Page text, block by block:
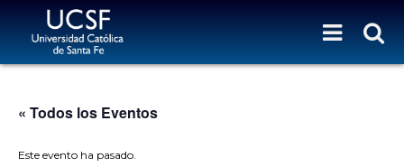
« Todos los Eventos
Este evento ha pasado.